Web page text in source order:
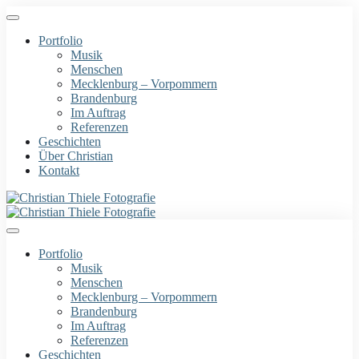
Portfolio
Musik
Menschen
Mecklenburg – Vorpommern
Brandenburg
Im Auftrag
Referenzen
Geschichten
Über Christian
Kontakt
Portfolio
Musik
Menschen
Mecklenburg – Vorpommern
Brandenburg
Im Auftrag
Referenzen
Geschichten